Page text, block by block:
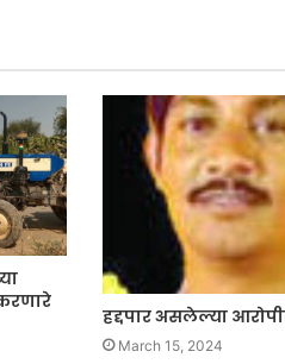
हद्दपार असलेल्या
March 15, 2024